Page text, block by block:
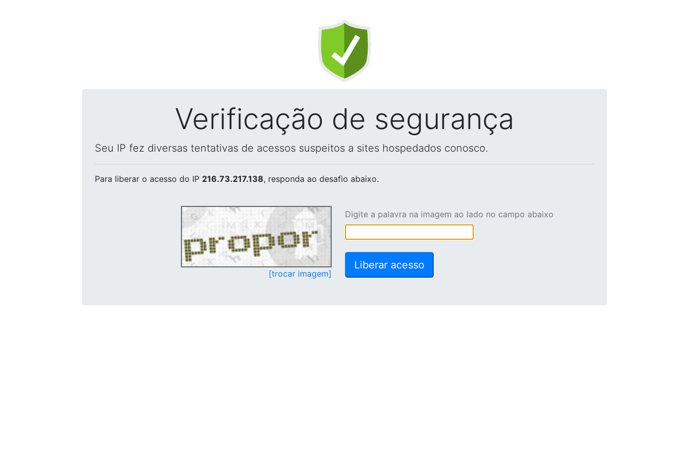
Verificação de segurança
Seu IP fez diversas tentativas de acessos suspeitos a sites hospedados conosco.
Para liberar o acesso do IP 216.73.217.138, responda ao desafio abaixo.
[trocar imagem]
Digite a palavra na imagem ao lado no campo abaixo